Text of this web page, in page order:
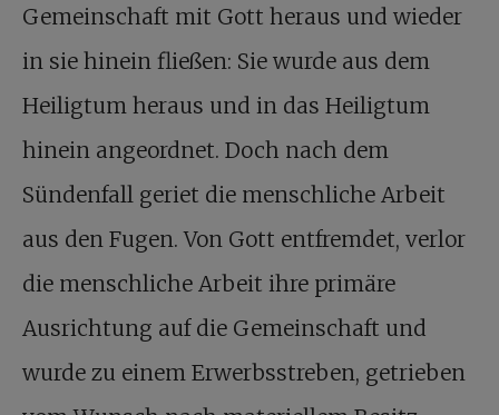
Gemeinschaft mit Gott heraus und wieder
in sie hinein fließen: Sie wurde aus dem
Heiligtum heraus und in das Heiligtum
hinein angeordnet. Doch nach dem
Sündenfall geriet die menschliche Arbeit
aus den Fugen. Von Gott entfremdet, verlor
die menschliche Arbeit ihre primäre
Ausrichtung auf die Gemeinschaft und
wurde zu einem Erwerbsstreben, getrieben